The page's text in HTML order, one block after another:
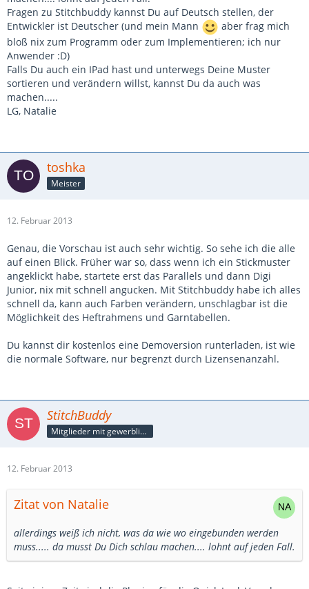
Fragen zu Stitchbuddy kannst Du auf Deutsch stellen, der
Entwickler ist Deutscher (und mein Mann
aber frag mich
bloß nix zum Programm oder zum Implementieren; ich nur
Anwender :D)
Falls Du auch ein IPad hast und unterwegs Deine Muster
sortieren und verändern willst, kannst Du da auch was
machen.....
LG, Natalie
toshka
Meister
12. Februar 2013
Genau, die Vorschau ist auch sehr wichtig. So sehe ich die alle
auf einen Blick. Früher war so, dass wenn ich ein Stickmuster
angeklickt habe, startete erst das Parallels und dann Digi
Junior, nix mit schnell angucken. Mit Stitchbuddy habe ich alles
schnell da, kann auch Farben verändern, unschlagbar ist die
Möglichkeit des Heftrahmens und Garntabellen.
Du kannst dir kostenlos eine Demoversion runterladen, ist wie
die normale Software, nur begrenzt durch Lizensenanzahl.
StitchBuddy
Mitglieder mit gewerblicher Verbindung, auch als Mitarbeiter/in
12. Februar 2013
Zitat von Natalie
allerdings weiß ich nicht, was da wie wo eingebunden werden
muss..... da musst Du Dich schlau machen.... lohnt auf jeden Fall.